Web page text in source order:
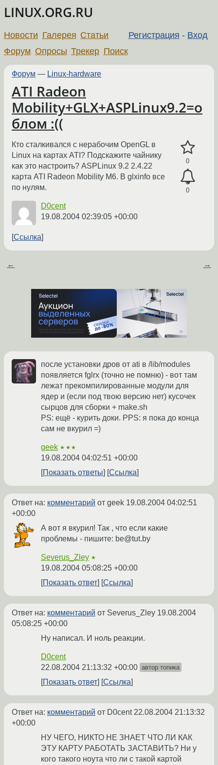
LINUX.ORG.RU
Регистрация - Вход
Новости Галерея Статьи
Форум Опросы Трекер Поиск
Форум — Linux-hardware
ATI Radeon
Mobility+GLX+ASPLinux9.2=о
блом :((
0
0
Кто сталкивался с нерабочим OpenGL в
Linux на картах ATI? Подскажите чайнику
как это настроить? ASPLinux 9.2 2.4.22
карта ATI Radeon Mobility M6. В glxinfo все
по нулям.
D0cent
19.08.2004 02:39:05 +00:00
Ссылка
← →
после установки дров от ati в /lib/modules
появляется fglrx (точно не помню) - вот там
лежат прекомпилированные модули для
ядер и (если под твою версию нет) кусочек
сырцов для сборки + make.sh
PS: ещё - курить доки. PPS: я пока до конца
сам не вкурил =)
geek ★★★
19.08.2004 04:02:51 +00:00
Показать ответы
Ссылка
Ответ на: комментарий от geek 19.08.2004 04:02:51
+00:00
А вот я вкурил! Так , что если какие
проблемы - пишите: be@tut.by
Severus_Zley ★
19.08.2004 05:08:25 +00:00
Показать ответ
Ссылка
Ответ на: комментарий от Severus_Zley 19.08.2004
05:08:25 +00:00
Ну написал. И ноль реакции.
D0cent
22.08.2004 21:13:32 +00:00 автор топика
Показать ответ Ссылка
Ответ на: комментарий от D0cent22.08.2004 21:13:32
+00:00
НУ ЧЕГО, НИКТО НЕ ЗНАЕТ ЧТО ЛИ КАК
ЭТУ КАРТУ РАБОТАТЬ ЗАСТАВИТЬ? Ни у
кого такого ноута что ли с такой картой